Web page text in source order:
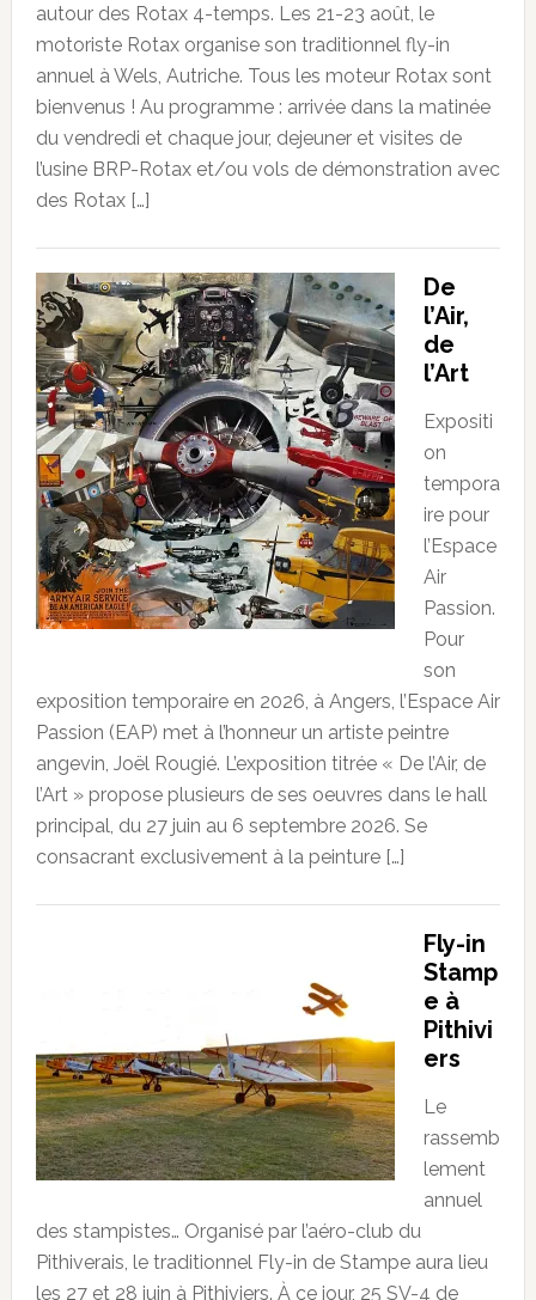
autour des Rotax 4-temps. Les 21-23 août, le
motoriste Rotax organise son traditionnel fly-in
annuel à Wels, Autriche. Tous les moteur Rotax sont
bienvenus ! Au programme : arrivée dans la matinée
du vendredi et chaque jour, dejeuner et visites de
l’usine BRP-Rotax et/ou vols de démonstration avec
des Rotax […]
De
l’Air,
de
l’Art
Expositi
on
tempora
ire pour
l’Espace
Air
Passion.
Pour
son
exposition temporaire en 2026, à Angers, l’Espace Air
Passion (EAP) met à l’honneur un artiste peintre
angevin, Joël Rougié. L’exposition titrée « De l’Air, de
l’Art » propose plusieurs de ses oeuvres dans le hall
principal, du 27 juin au 6 septembre 2026. Se
consacrant exclusivement à la peinture […]
Fly-in
Stamp
e à
Pithivi
ers
Le
rassemb
lement
annuel
des stampistes… Organisé par l’aéro-club du
Pithiverais, le traditionnel Fly-in de Stampe aura lieu
les 27 et 28 juin à Pithiviers. À ce jour, 25 SV-4 de